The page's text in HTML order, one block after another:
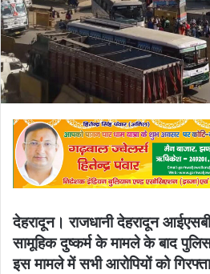
देहरादून। राजधानी देहरादून
सामूहिक दुष्कर्म के मामले के बाद
इस मामले में सभी आरोपियों को